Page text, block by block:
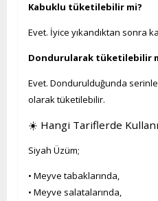
Kabuklu tüketilebilir mi?
Evet. İyice yıkandıktan sonra
Dondurularak tüketilebilir
Evet. Dondurulduğunda
olarak tüketilebilir.
☀️ Hangi Tariflerde
Siyah Üzüm;
• Meyve tabaklarında,
• Meyve salatalarında,